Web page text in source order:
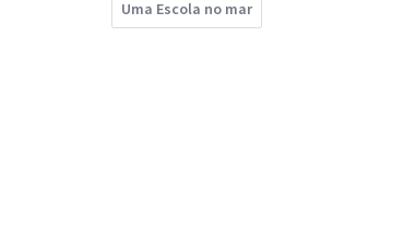
Uma Escola no mar